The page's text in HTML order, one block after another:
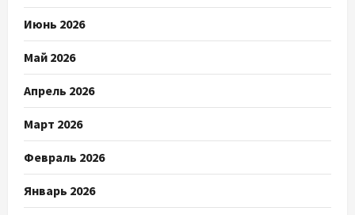
Июнь 2026
Май 2026
Апрель 2026
Март 2026
Февраль 2026
Январь 2026